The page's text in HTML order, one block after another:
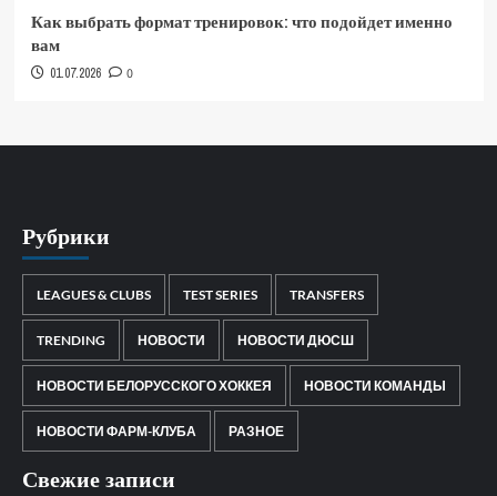
Как выбрать формат тренировок: что подойдет именно
вам
01.07.2026 0
Рубрики
LEAGUES & CLUBS TEST SERIES TRANSFERS
TRENDING НОВОСТИ НОВОСТИ ДЮСШ
НОВОСТИ БЕЛОРУССКОГО ХОККЕЯ НОВОСТИ КОМАНДЫ
НОВОСТИ ФАРМ-КЛУБА РАЗНОЕ
Свежие записи